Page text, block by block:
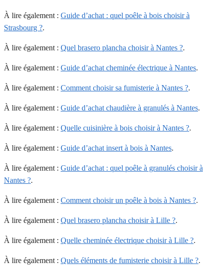
À lire également : Guide d’achat : quel poêle à bois choisir à
Strasbourg ?.
À lire également : Quel brasero plancha choisir à Nantes ?.
À lire également : Guide d’achat cheminée électrique à Nantes.
À lire également : Comment choisir sa fumisterie à Nantes ?.
À lire également : Guide d’achat chaudière à granulés à Nantes.
À lire également : Quelle cuisinière à bois choisir à Nantes ?.
À lire également : Guide d’achat insert à bois à Nantes.
À lire également : Guide d’achat : quel poêle à granulés choisir à
Nantes ?.
À lire également : Comment choisir un poêle à bois à Nantes ?.
À lire également : Quel brasero plancha choisir à Lille ?.
À lire également : Quelle cheminée électrique choisir à Lille ?.
À lire également : Quels éléments de fumisterie choisir à Lille ?.